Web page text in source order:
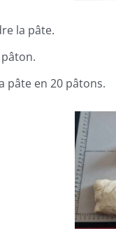
la pâte.
pâte en 20 pâtons.